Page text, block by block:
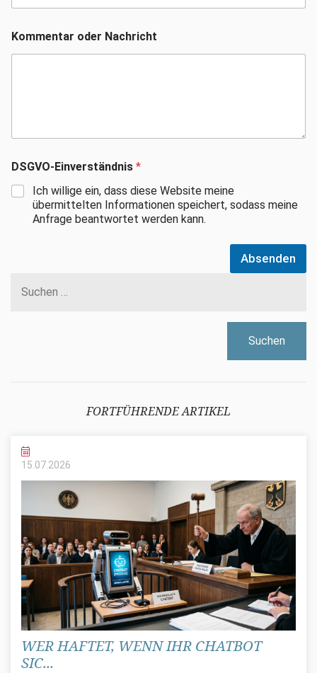
Kommentar oder Nachricht
DSGVO-Einverständnis *
Ich willige ein, dass diese Website meine
übermittelten Informationen speichert, sodass meine
Anfrage beantwortet werden kann.
Absenden
FORTFÜHRENDE ARTIKEL
15.07.2026
WER HAFTET, WENN IHR CHATBOT
SIC...